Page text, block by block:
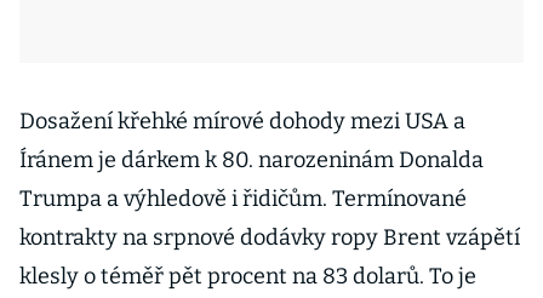
Dosažení křehké mírové dohody mezi USA a
Íránem je dárkem k 80. narozeninám Donalda
Trumpa a výhledově i řidičům. Termínované
kontrakty na srpnové dodávky ropy Brent vzápětí
klesly o téměř pět procent na 83 dolarů. To je